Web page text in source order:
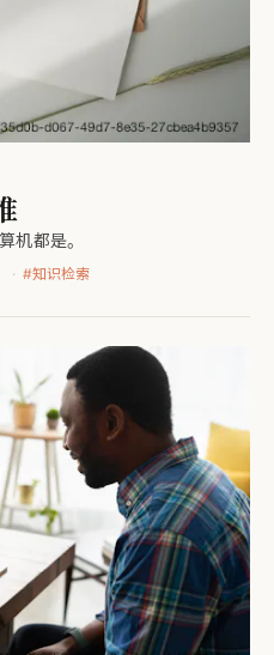
机都是。
#知识检索